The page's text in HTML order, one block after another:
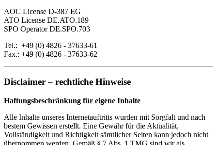
AOC License D-387 EG
ATO License DE.ATO.189
SPO Operator DE.SPO.703
Tel.: +49 (0) 4826 - 37633-61
Fax.: +49 (0) 4826 - 37633-62
Disclaimer – rechtliche Hinweise
Haftungsbeschränkung für eigene Inhalte
Alle Inhalte unseres Internetauftritts wurden mit Sorgfalt und nach
bestem Gewissen erstellt. Eine Gewähr für die Aktualität,
Vollständigkeit und Richtigkeit sämtlicher Seiten kann jedoch nicht
übernommen werden. Gemäß § 7 Abs. 1 TMG sind wir als